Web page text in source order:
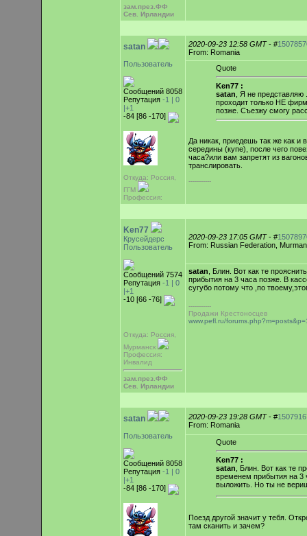
зам.през.ФФ
Сев. Ирландии
satan
Пользователь
Сообщений 8058
Репутация -1 | 0
|+1
-84 [86 -170]
Откуда: Россия,
ГГМ
Профессия:
2020-09-23 12:58 GMT- #
From: Romania
Quote
Ken77 :
satan , Я не
проходит только НЕ
позже. Съезжу смогу
Да никак, приедешь так же как и
середины (купе), после чего
часа?или вам запретят из
транслировать.
-----------
Ken77
Крусейдерс
Пользователь
Сообщений 7574
Репутация -1 | 0
|+1
-10 [66 -76]
Откуда: Россия,
Мурманск
Профессия:
Инвалид
зам.през.ФФ
Сев. Ирландии
2020-09-23 17:05 GMT- #
From: Russian Federation,
satan , Блин. Вот как те
прибытия на 3 часа позже. В
сугубо потому что ,по
-----------
Продажи Крестоносцев
www.pefl.ru/
satan
Пользователь
Сообщений 8058
Репутация -1 | 0
|+1
-84 [86 -170]
2020-09-23 19:28 GMT- #
From: Romania
Quote
Ken77 :
satan , Блин. Вот как те
временем прибытия на 3
выложить. Но ты не
Поезд другой значит у тебя.
там сканить и зачем?